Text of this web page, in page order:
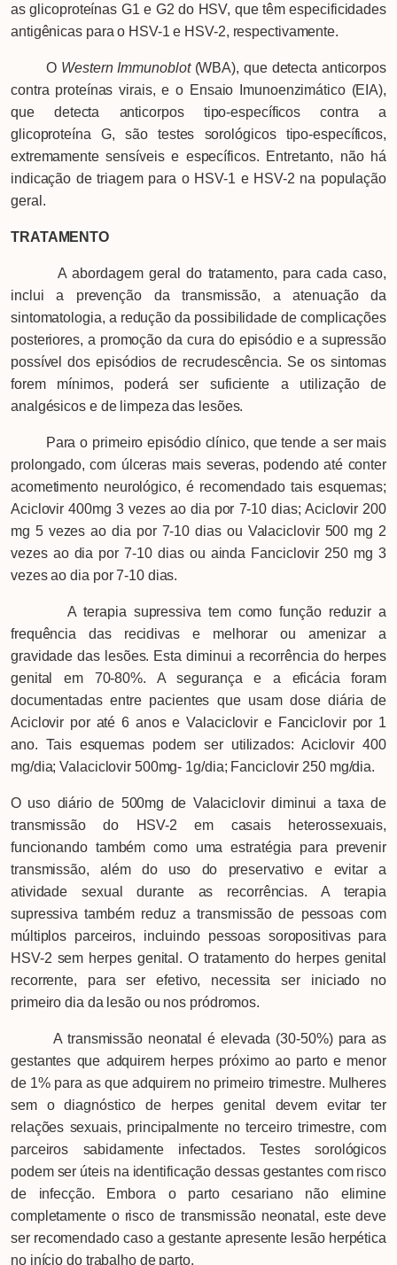
as glicoproteínas G1 e G2 do HSV, que têm especificidades
antigênicas para o HSV-1 e HSV-2, respectivamente.
O Western Immunoblot (WBA), que detecta anticorpos
contra proteínas virais, e o Ensaio Imunoenzimático (EIA),
que detecta anticorpos tipo-específicos contra a
glicoproteína G, são testes sorológicos tipo-específicos,
extremamente sensíveis e específicos. Entretanto, não há
indicação de triagem para o HSV-1 e HSV-2 na população
geral.
TRATAMENTO
A abordagem geral do tratamento, para cada caso,
inclui a prevenção da transmissão, a atenuação da
sintomatologia, a redução da possibilidade de complicações
posteriores, a promoção da cura do episódio e a supressão
possível dos episódios de recrudescência. Se os sintomas
forem mínimos, poderá ser suficiente a utilização de
analgésicos e de limpeza das lesões.
Para o primeiro episódio clínico, que tende a ser mais
prolongado, com úlceras mais severas, podendo até conter
acometimento neurológico, é recomendado tais esquemas;
Aciclovir 400mg 3 vezes ao dia por 7-10 dias; Aciclovir 200
mg 5 vezes ao dia por 7-10 dias ou Valaciclovir 500 mg 2
vezes ao dia por 7-10 dias ou ainda Fanciclovir 250 mg 3
vezes ao dia por 7-10 dias.
A terapia supressiva tem como função reduzir a
frequência das recidivas e melhorar ou amenizar a
gravidade das lesões. Esta diminui a recorrência do herpes
genital em 70-80%. A segurança e a eficácia foram
documentadas entre pacientes que usam dose diária de
Aciclovir por até 6 anos e Valaciclovir e Fanciclovir por 1
ano. Tais esquemas podem ser utilizados: Aciclovir 400
mg/dia; Valaciclovir 500mg- 1g/dia; Fanciclovir 250 mg/dia.
O uso diário de 500mg de Valaciclovir diminui a taxa de
transmissão do HSV-2 em casais heterossexuais,
funcionando também como uma estratégia para prevenir
transmissão, além do uso do preservativo e evitar a
atividade sexual durante as recorrências. A terapia
supressiva também reduz a transmissão de pessoas com
múltiplos parceiros, incluindo pessoas soropositivas para
HSV-2 sem herpes genital. O tratamento do herpes genital
recorrente, para ser efetivo, necessita ser iniciado no
primeiro dia da lesão ou nos pródromos.
A transmissão neonatal é elevada (30-50%) para as
gestantes que adquirem herpes próximo ao parto e menor
de 1% para as que adquirem no primeiro trimestre. Mulheres
sem o diagnóstico de herpes genital devem evitar ter
relações sexuais, principalmente no terceiro trimestre, com
parceiros sabidamente infectados. Testes sorológicos
podem ser úteis na identificação dessas gestantes com risco
de infecção. Embora o parto cesariano não elimine
completamente o risco de transmissão neonatal, este deve
ser recomendado caso a gestante apresente lesão herpética
no início do trabalho de parto.